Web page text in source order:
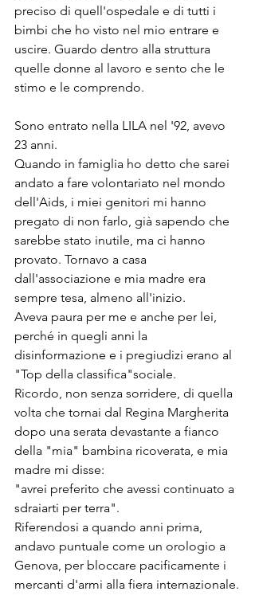
preciso di quell'ospedale e di tutti i
bimbi che ho visto nel mio entrare e
uscire. Guardo dentro alla struttura
quelle donne al lavoro e sento che le
stimo e le comprendo.
Sono entrato nella LILA nel '92, avevo
23 anni.
Quando in famiglia ho detto che sarei
andato a fare volontariato nel mondo
dell'Aids, i miei genitori mi hanno
pregato di non farlo, già sapendo che
sarebbe stato inutile, ma ci hanno
provato. Tornavo a casa
dall'associazione e mia madre era
sempre tesa, almeno all'inizio.
Aveva paura per me e anche per lei,
perché in quegli anni la
disinformazione e i pregiudizi erano al
"Top della classifica"sociale.
Ricordo, non senza sorridere, di quella
volta che tornai dal Regina Margherita
dopo una serata devastante a fianco
della "mia" bambina ricoverata, e mia
madre mi disse:
"avrei preferito che avessi continuato a
sdraiarti per terra".
Riferendosi a quando anni prima,
andavo puntuale come un orologio a
Genova, per bloccare pacificamente i
mercanti d'armi alla fiera internazionale.